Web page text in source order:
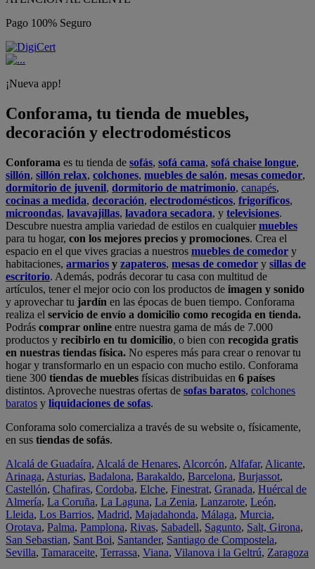
Pago 100% Seguro
¡Nueva app!
Conforama, tu tienda de muebles,
decoración y electrodomésticos
Conforama es tu tienda de sofás, sofá cama, sofá chaise longue,
sillón, sillón relax, colchones, muebles de salón, mesas comedor,
dormitorio de juvenil, dormitorio de matrimonio, canapés,
cocinas a medida, decoración, electrodomésticos, frigoríficos,
microondas, lavavajillas, lavadora secadora, y televisiones.
Descubre nuestra amplia variedad de estilos en cualquiermuebles
para tu hogar, con los mejores precios y promociones. Crea el
espacio en el que vives gracias a nuestros muebles de comedor y
habitaciones, armarios y zapateros, mesas de comedor y sillas de
escritorio. Además, podrás decorar tu casa con multitud de
artículos, tener el mejor ocio con los productos de imagen y sonido
y aprovechar tu jardín en las épocas de buen tiempo. Conforama
realiza el servicio de envío a domicilio como recogida en tienda.
Podrás comprar online entre nuestra gama de más de 7.000
productos y recibirlo en tu domicilio, o bien con recogida gratis
en nuestras tiendas física. No esperes más para crear o renovar tu
hogar y transformarlo en un espacio con mucho estilo. Conforama
tiene 300 tiendas de muebles físicas distribuidas en 6 países
distintos. Aproveche nuestras ofertas de sofas baratos, colchones
baratos y liquidaciones de sofas.
Conforama solo comercializa a través de su website o, físicamente,
en sus tiendas de sofás.
Alcalá de Guadaíra, Alcalá de Henares, Alcorcón, Alfafar, Alicante,
Arinaga, Asturias, Badalona, Barakaldo, Barcelona, Burjassot,
Castellón, Chafiras, Cordoba, Elche, Finestrat, Granada, Huércal de
Almería, La Coruña, La Laguna, La Zenia, Lanzarote, León,
Lleida, Los Barrios, Madrid, Majadahonda, Málaga, Murcia,
Orotava, Palma, Pamplona, Rivas, Sabadell, Sagunto, Salt, Girona,
San Sebastian, Sant Boi, Santander, Santiago de Compostela,
Sevilla, Tamaraceite, Terrassa, Viana, Vilanova i la Geltrú, Zaragoza